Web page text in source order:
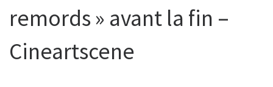
remords » avant la fin –
Cineartscene